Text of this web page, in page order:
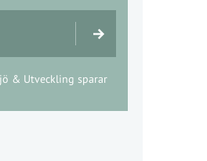
& Utveckling sparar